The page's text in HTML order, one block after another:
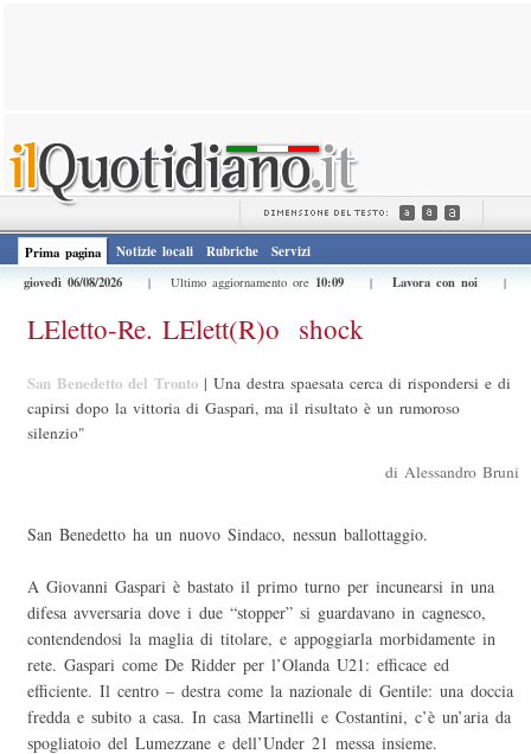
Prima pagina Notizie locali Rubriche
Servizi
giovedì 06/08/2026
| Ultimo aggiornamento ore 10:09 | Lavora con noi |
LEletto-Re. LElett(R)o  shock
San Benedetto del Tronto | Una destra spaesata cerca di rispondersi e di
capirsi dopo la vittoria di Gaspari, ma il risultato è un rumoroso
silenzio"
di Alessandro Bruni
San Benedetto ha un nuovo Sindaco, nessun ballottaggio.
A Giovanni Gaspari è bastato il primo turno per incunearsi in una
difesa avversaria dove i due “stopper” si guardavano in cagnesco,
contendendosi la maglia di titolare, e appoggiarla morbidamente in
rete. Gaspari come De Ridder per l’Olanda U21: efficace ed
efficiente. Il centro – destra come la nazionale di Gentile: una doccia
fredda e subito a casa. In casa Martinelli e Costantini, c’è un’aria da
spogliatoio del Lumezzane e dell’Under 21 messa insieme.